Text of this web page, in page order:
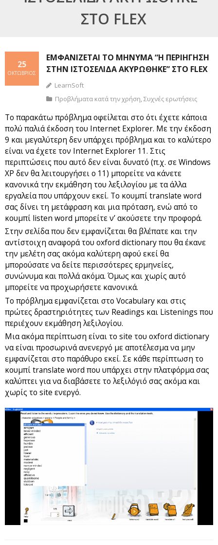
ΣΤΟ FLEX
ΕΜΦΑΝΊΖΕΤΑΙ ΤΟ ΜΉΝΥΜΑ “Η ΠΕΡΙΉΓΗΣΗ
ΣΤΗΝ ΙΣΤΟΣΕΛΊΔΑ ΑΚΥΡΏΘΗΚΕ” ΣΤΟ FLEX
25
ΟΚΤΏΒΡΙΟΣ
LearnSoft
Προβλήματα κατά την χρήση,Συχνές ερωτήσεις
Το παρακάτω πρόβλημα οφείλεται στο ότι έχετε κάποια
πολύ παλιά έκδοση του Internet Explorer. Με την έκδοση
9 και μεγαλύτερη δεν υπάρχει πρόβλημα και το καλύτερο
είναι να έχετε τον Internet Explorer 11. Στις
περιπτώσεις που αυτό δεν είναι δυνατό (π.χ. σε Windows
XP δεν θα λειτουργήσει ο 11) μπορείτε να κάνετε
κανονικά την εκμάθηση του λεξιλογίου με τα άλλα
εργαλεία που υπάρχουν εκεί. Το κουμπί translate word
σας δίνει τη μετάφραση και μια πρόταση, ενώ από το
κουμπί listen word μπορείτε ν’ ακούσετε την προφορά.
Στην σελίδα που δεν εμφανίζεται θα βλέπατε και την
αντίστοιχη αναφορά του oxford dictionary που θα έκανε
την μελέτη σας ακόμα καλύτερη αφού εκεί θα
μπορούσατε να δείτε περισσότερες ερμηνείες,
συνώνυμα και πολλά ακόμα. Όμως και χωρίς αυτό
μπορείτε να προχωρήσετε κανονικά.
Το πρόβλημα εμφανίζεται στο Vocabulary και στις
πρώτες δραστηριότητες των Readings και Listenings που
περιέχουν εκμάθηση λεξιλογίου.
Μια ακόμα περίπτωση είναι το site του oxford dictionary
να είναι προσωρινά ανενεργό με αποτέλεσμα να μην
εμφανίζεται στο παράθυρο εκεί. Σε κάθε περίπτωση το
κουμπί translate word που υπάρχει στην πλατφόρμα σας
καλύπτει για να διαβάσετε το λεξιλόγιό σας ακόμα και
χωρίς το site ενεργό.